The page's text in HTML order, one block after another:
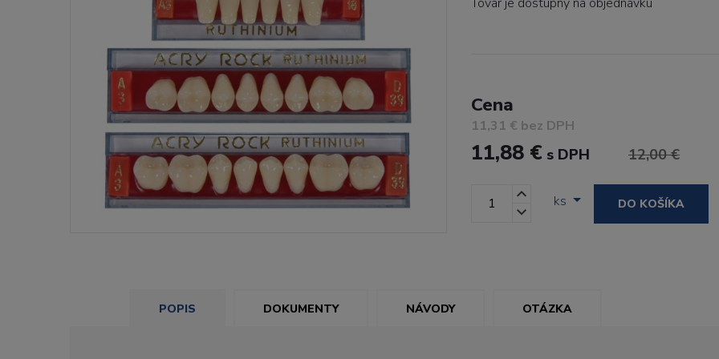
Cena
11,31 € bez DPH
11,88 € s DPH 12,00 €
ks DO KOŠÍKA
POPIS DOKUMENTY NÁVODY OTÁZKA